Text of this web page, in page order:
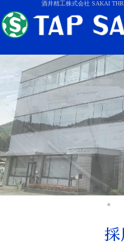
酒井精工株式会社 SAKAI
採